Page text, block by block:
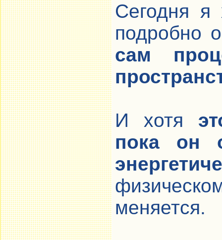
Сегодня я
подробно
сам
И хотя
пока он
меняется.